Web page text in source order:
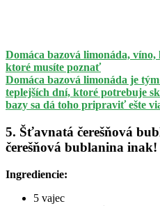
Domáca bazová limonáda,
ktoré musíte poznať
Domáca bazová limonáda je
teplejších dní, ktoré potrebuje
bazy sa dá toho pripraviť ešte
5. Šťavnatá čerešňová
čerešňová bublanina inak!
Ingrediencie:
5 vajec